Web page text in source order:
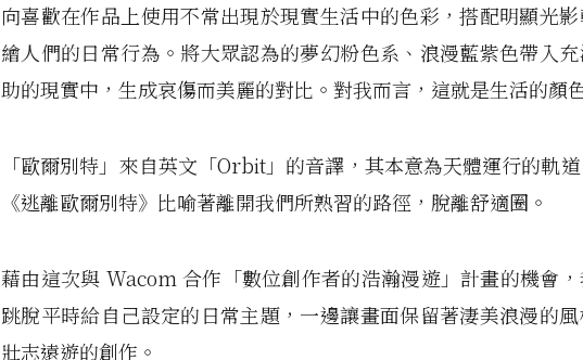
向喜歡在作品上使用不常出現於現實生活中的色彩，搭配明顯光
繪人們的日常行為。將大眾認為的夢幻粉色系、浪漫藍紫色帶入
助的現實中，生成哀傷而美麗的對比。對我而言，這就是生活的顏
「歐爾別特」來自英文「Orbit」的音譯，其本意為天體運行的軌
《逃離歐爾別特》比喻著離開我們所熟習的路徑，脫離舒適圈。
藉由這次與 Wacom 合作「數位創作者的浩瀚漫遊」計畫的機會
跳脫平時給自己設定的日常主題，一邊讓畫面保留著淒美浪漫的
壯志遠遊的創作。